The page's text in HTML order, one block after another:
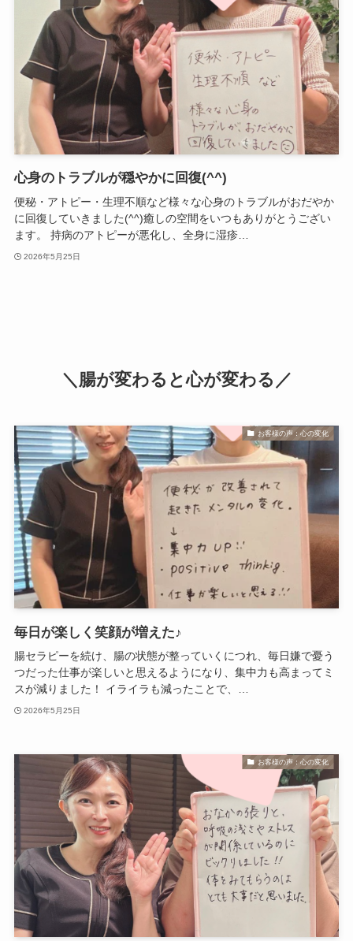
心身のトラブルが穏やかに回復(^^)
便秘・アトピー・生理不順など様々な心身のトラブルがおだやか
に回復していきました(^^)癒しの空間をいつもありがとうござい
ます。 持病のアトピーが悪化し、全身に湿疹…
2026年5月25日
＼腸が変わると心が変わる／
お客様の声：心の変化
毎日が楽しく笑顔が増えた♪
腸セラピーを続け、腸の状態が整っていくにつれ、毎日嫌で憂う
つだった仕事が楽しいと思えるようになり、集中力も高まってミ
スが減りました！ イライラも減ったことで、…
2026年5月25日
お客様の声：心の変化